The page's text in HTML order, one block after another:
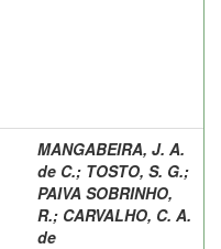
MANGABEIRA, J. A.
de C.; TOSTO, S. G.;
PAIVA SOBRINHO,
R.; CARVALHO, C. A.
de